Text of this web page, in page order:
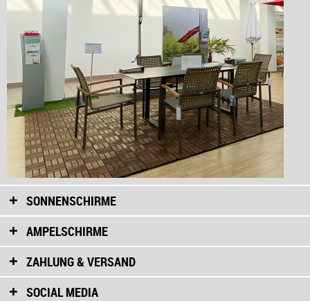
SONNENSCHIRME
AMPELSCHIRME
ZAHLUNG & VERSAND
SOCIAL MEDIA